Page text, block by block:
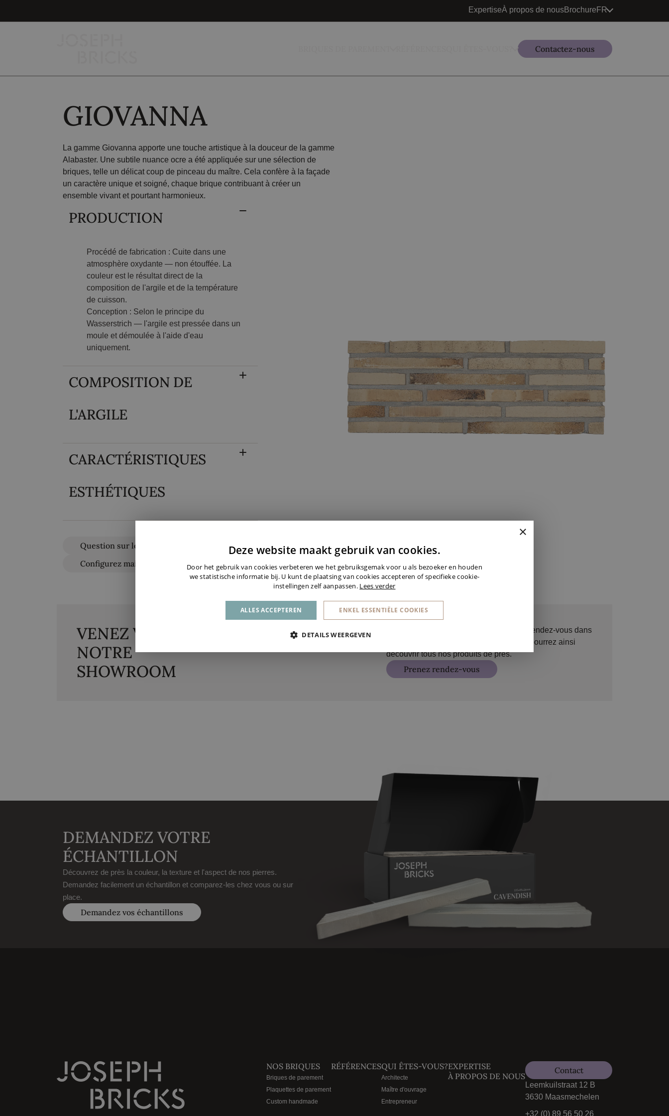
ExpertiseÀ propos de nousBrochure FR
Contactez-nous
GIOVANNA
La gamme Giovanna apporte une touche artistique à la douceur de la gamme
Alabaster. Une subtile nuance ocre a été appliquée sur une sélection de
briques, telle un délicat coup de pinceau du maître. Cela confère à la façade
un caractère unique et soigné, chaque brique contribuant à créer un
ensemble vivant et pourtant harmonieux.
PRODUCTION
Procédé de fabrication : Cuite dans une
atmosphère oxydante — non étouffée. La
couleur est le résultat direct de la
composition de l'argile et de la température
de cuisson.
Conception : Selon le principe du
Wasserstrich — l'argile est pressée dans un
moule et démoulée à l'aide d'eau
uniquement.
COMPOSITION DE
L'ARGILE
CARACTÉRISTIQUES
ESTHÉTIQUES
Question sur le produit
Configurez maintenant
VENEZ VISITER
NOTRE
SHOWROOM
Nous serons ravis de vous accueillir sur rendez-vous dans
notre showroom à Maasmechelen. Vous pourrez ainsi
découvrir tous nos produits de près.
Prenez rendez-vous
DEMANDEZ VOTRE
ÉCHANTILLON
Découvrez de près la couleur, la texture et l'aspect de nos pierres.
Demandez facilement un échantillon et comparez-les chez vous ou sur
place.
Demandez vos échantillons
NOS BRIQUES
Briques de parement
Plaquettes de parement
Custom handmade
RÉFÉRENCESQUI ÊTES-VOUS?
Architecte
Maître d'ouvrage
Entrepreneur
EXPERTISE
À PROPOS DE NOUS
Contact
Leemkuilstraat 12 B
3630 Maasmechelen
+32 (0) 89 56 50 26
×
Deze website maakt gebruik van cookies.
Door het gebruik van cookies verbeteren we het gebruiksgemak voor u als bezoeker en houden
we statistische informatie bij. U kunt de plaatsing van cookies accepteren of specifieke cookie-
instellingen zelf aanpassen. Lees verder
ALLES ACCEPTEREN ENKEL ESSENTIËLE COOKIES
DETAILS WEERGEVEN